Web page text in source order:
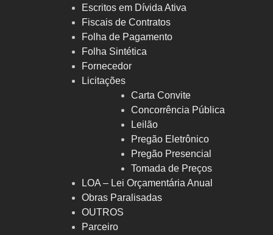
Escritos em Dívida Ativa
Fiscais de Contratos
Folha de Pagamento
Folha Sintética
Fornecedor
Licitações
Carta Convite
Concorrência Pública
Leilão
Pregão Eletrônico
Pregão Presencial
Tomada de Preços
LOA – Lei Orçamentária Anual
Obras Paralisadas
OUTROS
Parceiro